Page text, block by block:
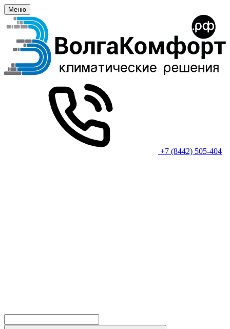
Меню
+7 (8442) 505-404